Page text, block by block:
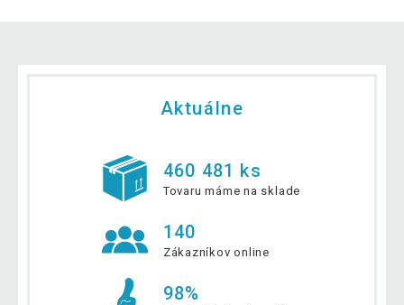
Aktuálne
460 481 ks
Tovaru máme na sklade
140
Zákazníkov online
98%